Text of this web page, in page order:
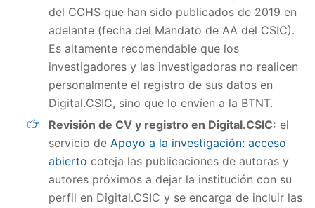
del CCHS que han sido publicados de 2019 en
adelante (fecha del Mandato de AA del CSIC).
Es altamente recomendable que los
investigadores y las investigadoras no realicen
personalmente el registro de sus datos en
Digital.CSIC, sino que lo envíen a la BTNT.
Revisión de CV y registro en Digital.CSIC: el
servicio de Apoyo a la investigación: acceso
abierto coteja las publicaciones de autoras y
autores próximos a dejar la institución con su
perfil en Digital.CSIC y se encarga de incluir las